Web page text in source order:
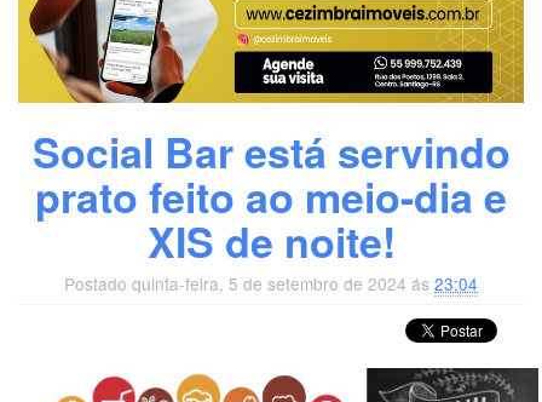
Social Bar está servindo
prato feito ao meio-dia e
XIS de noite!
Postado quinta-feira, 5 de setembro de 2024 ás 23:04